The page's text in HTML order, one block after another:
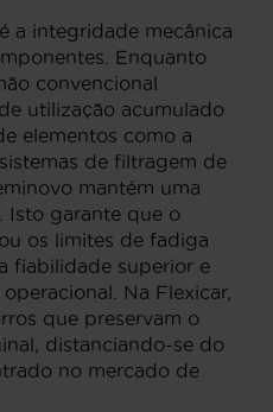
a integridade mecânica
Enquanto
convencional
utilização acumulado
elementos como a
de filtragem de
mantém uma
Isto garante que o
os limites de fadiga
fiabilidade superior e
Na Flexicar,
que preservam o
distanciando-se do
no mercado de